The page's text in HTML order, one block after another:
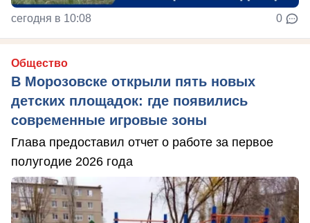
сегодня в 10:08 0
Общество
В Морозовске открыли пять новых
детских площадок: где появились
современные игровые зоны
Глава предоставил отчет о работе за первое
полугодие 2026 года